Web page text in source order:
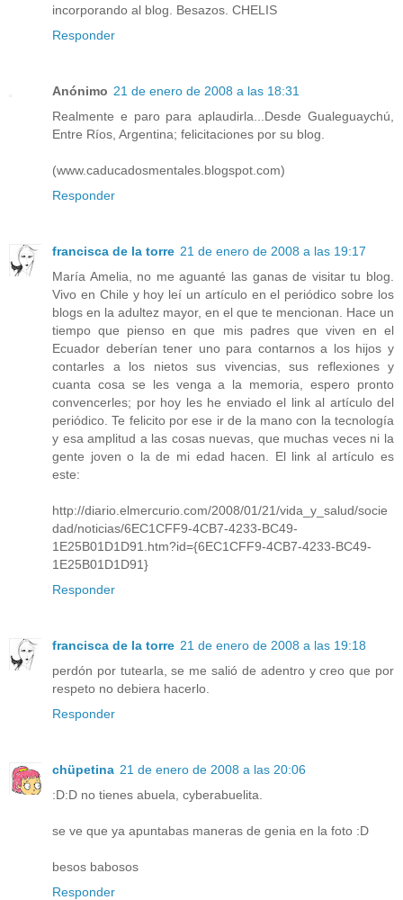
incorporando al blog. Besazos. CHELIS
Responder
Anónimo 21 de enero de 2008 a las 18:31
Realmente e paro para aplaudirla...Desde Gualeguaychú,
Entre Ríos, Argentina; felicitaciones por su blog.
(www.caducadosmentales.blogspot.com)
Responder
francisca de la torre 21 de enero de 2008 a las 19:17
María Amelia, no me aguanté las ganas de visitar tu blog.
Vivo en Chile y hoy leí un artículo en el periódico sobre los
blogs en la adultez mayor, en el que te mencionan. Hace un
tiempo que pienso en que mis padres que viven en el
Ecuador deberían tener uno para contarnos a los hijos y
contarles a los nietos sus vivencias, sus reflexiones y
cuanta cosa se les venga a la memoria, espero pronto
convencerles; por hoy les he enviado el link al artículo del
periódico. Te felicito por ese ir de la mano con la tecnología
y esa amplitud a las cosas nuevas, que muchas veces ni la
gente joven o la de mi edad hacen. El link al artículo es
este:
http://diario.elmercurio.com/2008/01/21/vida_y_salud/socie
dad/noticias/6EC1CFF9-4CB7-4233-BC49-
1E25B01D1D91.htm?id={6EC1CFF9-4CB7-4233-BC49-
1E25B01D1D91}
Responder
francisca de la torre 21 de enero de 2008 a las 19:18
perdón por tutearla, se me salió de adentro y creo que por
respeto no debiera hacerlo.
Responder
chüpetina 21 de enero de 2008 a las 20:06
:D:D no tienes abuela, cyberabuelita.
se ve que ya apuntabas maneras de genia en la foto :D
besos babosos
Responder